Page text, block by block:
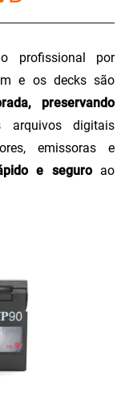
profissional por
e os decks são
preservando
arquivos digitais
emissoras e
e seguroao